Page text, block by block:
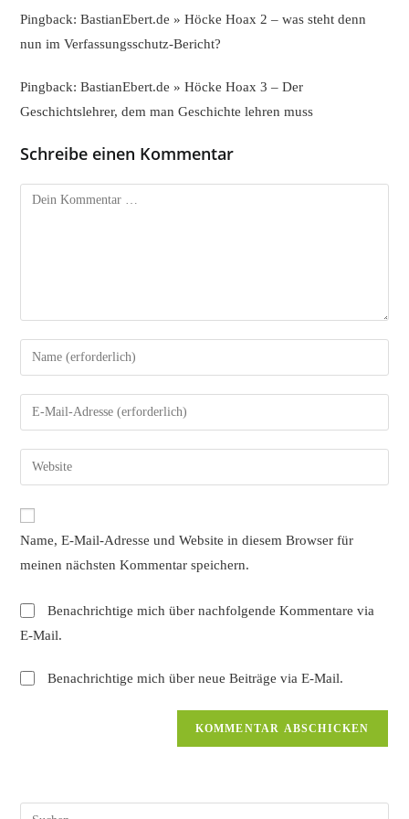
Pingback:BastianEbert.de » Höcke Hoax 2 – was steht denn
nun im Verfassungsschutz-Bericht?
Pingback:BastianEbert.de » Höcke Hoax 3 – Der
Geschichtslehrer, dem man Geschichte lehren muss
Schreibe einen Kommentar
Kommentar
Gib
deinen
Namen
oder
zum
Kommentieren
ein
Gib
deine
E-
Mail-
Kommentieren
ein
Gib
deine
(optional)
Name, E-Mail-Adresse und Website in diesem Browser für
meinen nächsten Kommentar speichern.
Benachrichtige mich über nachfolgende Kommentare via
E-Mail.
Benachrichtige mich über neue Beiträge via E-Mail.